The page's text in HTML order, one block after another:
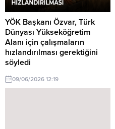
YÖK Başkanı Özvar, Türk
Dünyası Yükseköğretim
Alanı için çalışmaların
hızlandırılması gerektiğini
söyledi
YÖK Başkanı Özvar, Türk Dünyası
Yükseköğretim Alanı için
09/06/2026 12:19